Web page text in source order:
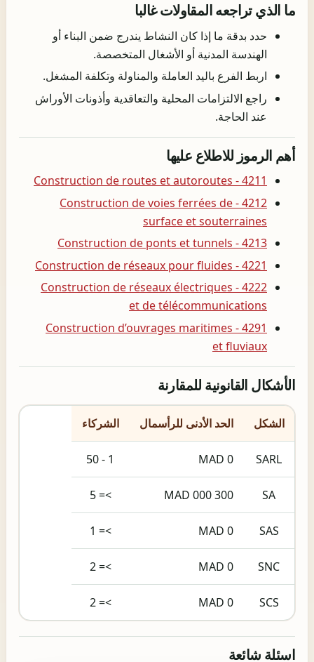
ما الذي تراجعه المقاولات غالبا
حدد بدقة ما إذا كان النشاط يندرج ضمن البناء أو
الهندسة المدنية أو الأشغال المتخصصة.
اربط الفرع باليد العاملة والمناولة وتكلفة المشغل.
راجع الالتزامات المحلية والتعاقدية وأذونات الأوراش
عند الحاجة.
أهم الرموز للاطلاع عليها
4211 - Construction de routes et autoroutes
4212 - Construction de voies ferrées de
surface et souterraines
4213 - Construction de ponts et tunnels
4221 - Construction de réseaux pour fluides
4222 - Construction de réseaux électriques
et de télécommunications
4291 - Construction d’ouvrages maritimes
et fluviaux
الأشكال القانونية للمقارنة
الشكل الحد الأدنى للرأسمال الشركاء
SARL
0 MAD
1 - 50
SA
300 000 MAD
>= 5
SAS
0 MAD
>= 1
SNC
0 MAD
>= 2
SCS
0 MAD
>= 2
اسئلة شائعة